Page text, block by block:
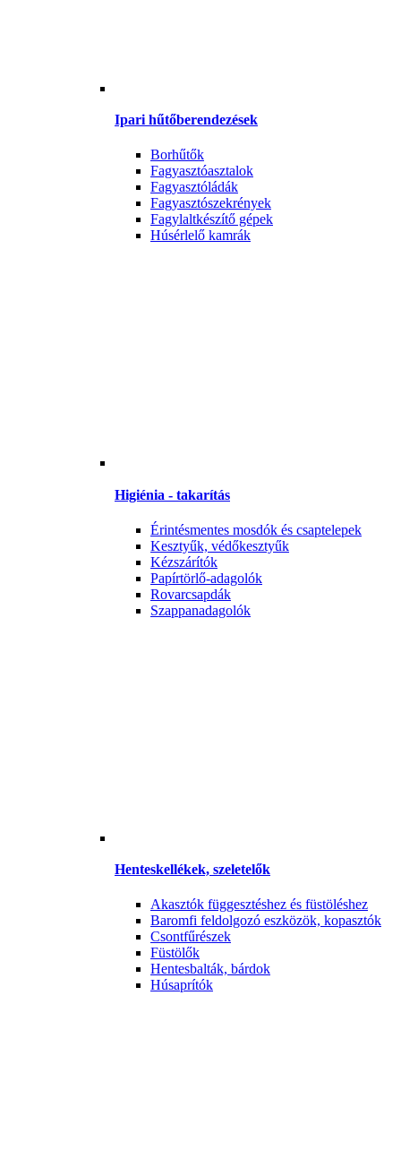
Ipari hűtőberendezések
Borhűtők
Fagyasztóasztalok
Fagyasztóládák
Fagyasztószekrények
Fagylaltkészítő gépek
Húsérlelő kamrák
Higiénia - takarítás
Érintésmentes mosdók és csaptelepek
Kesztyűk, védőkesztyűk
Kézszárítók
Papírtörlő-adagolók
Rovarcsapdák
Szappanadagolók
Henteskellékek, szeletelők
Akasztók függesztéshez és füstöléshez
Baromfi feldolgozó eszközök, kopasztók
Csontfűrészek
Füstölők
Hentesbalták, bárdok
Húsaprítók